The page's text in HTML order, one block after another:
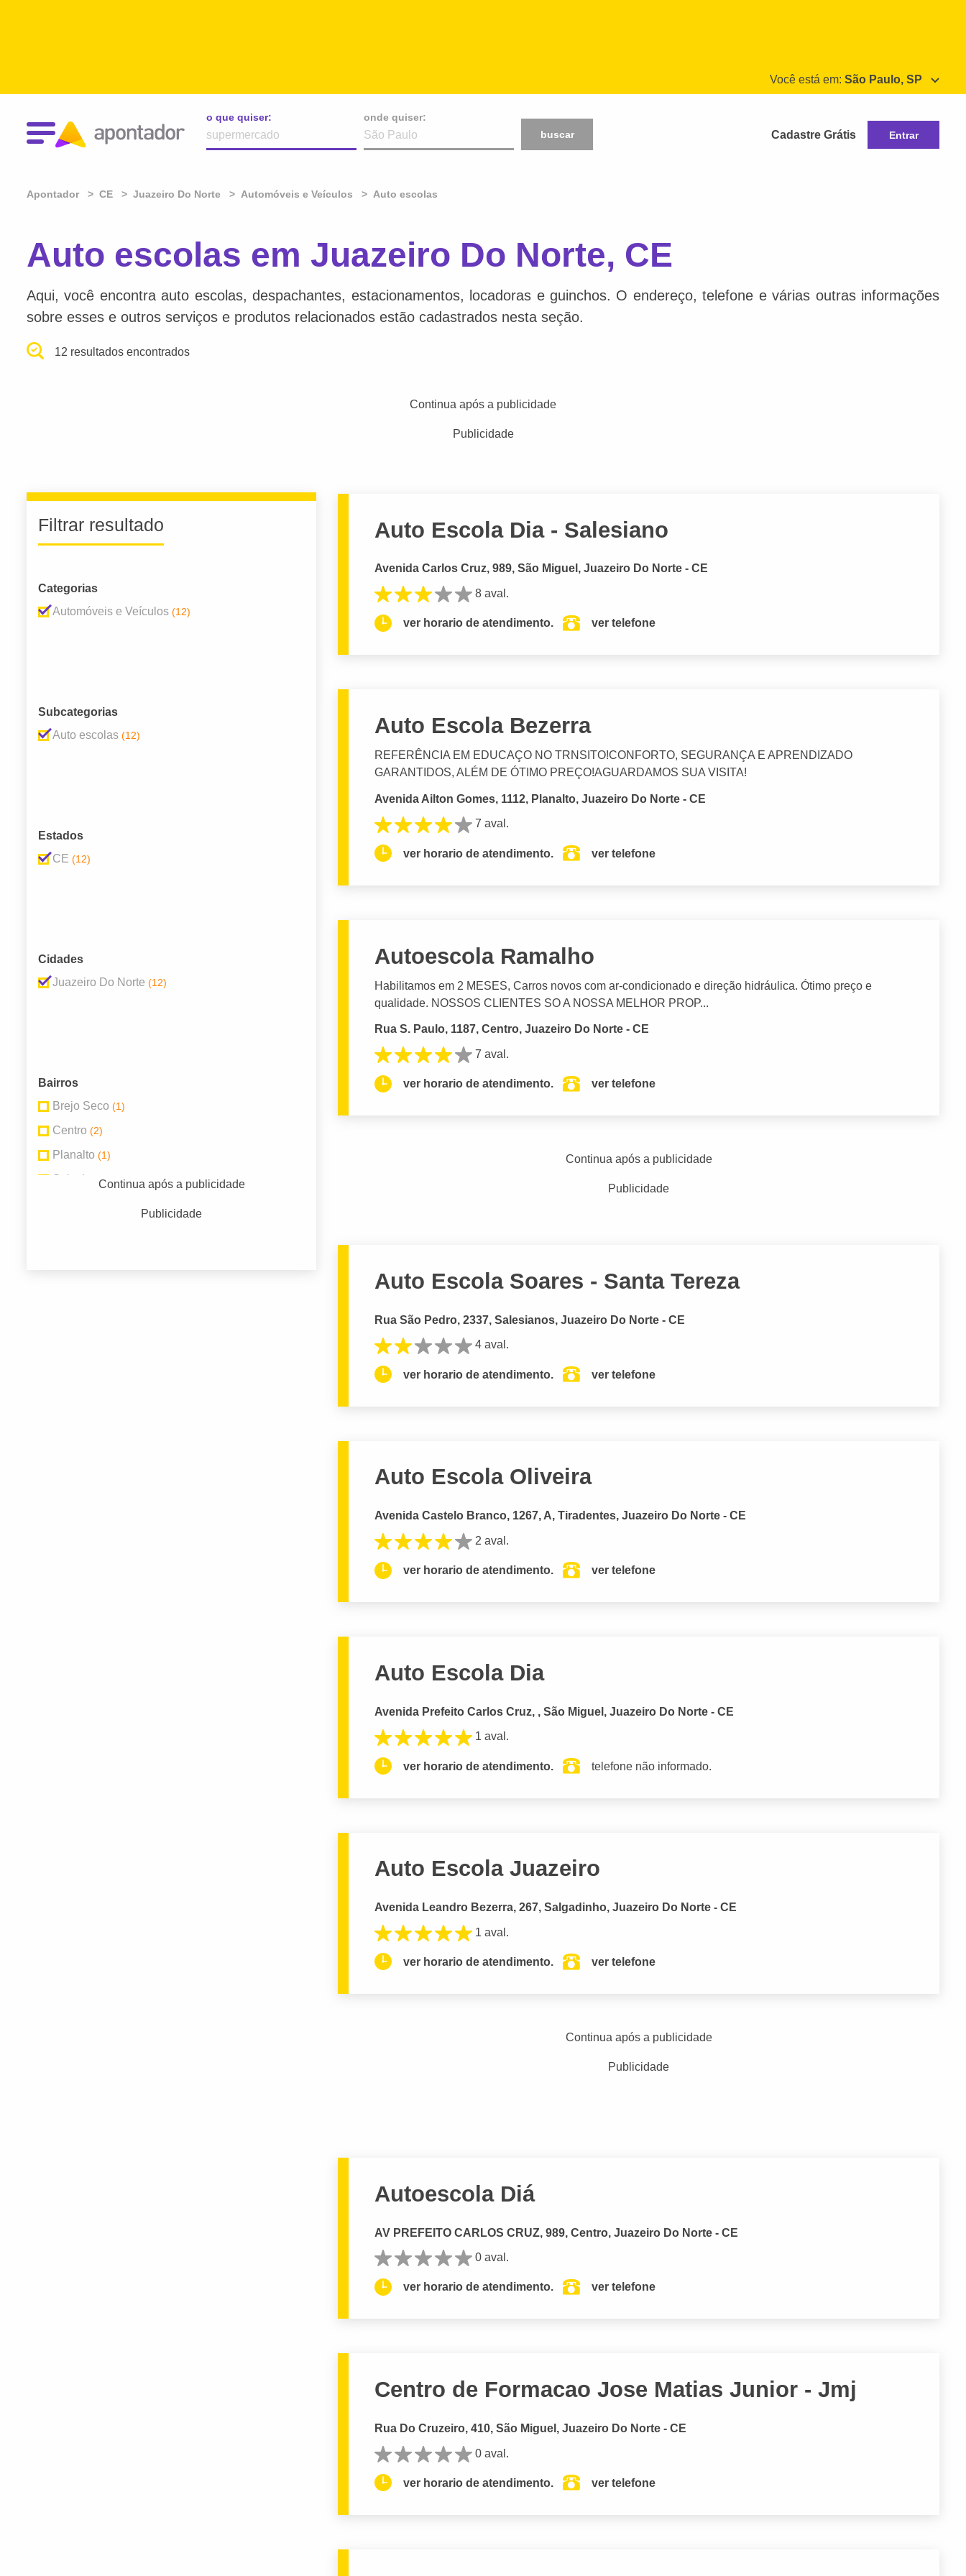
Você está em: São Paulo, SP
o que quiser:
onde quiser:
buscar
Cadastre Grátis Entrar
Apontador CE Juazeiro Do Norte Automóveis e Veículos Auto escolas
Auto escolas em Juazeiro Do Norte, CE
Aqui, você encontra auto escolas, despachantes, estacionamentos, locadoras e guinchos. O endereço, telefone e várias outras informações
sobre esses e outros serviços e produtos relacionados estão cadastrados nesta seção.
12 resultados encontrados
Continua após a publicidade
Publicidade
Filtrar resultado
Categorias
Automóveis e Veículos (12)
Subcategorias
Auto escolas (12)
Estados
CE (12)
Cidades
Juazeiro Do Norte (12)
Bairros
Brejo Seco (1)
Centro (2)
Planalto (1)
Salesianos(1)
Continua após a publicidade
Publicidade
Auto Escola Dia - Salesiano
Avenida Carlos Cruz, 989, São Miguel, Juazeiro Do Norte - CE
8 aval.
ver horario de atendimento. ver telefone
Auto Escola Bezerra
REFERÊNCIA EM EDUCAÇO NO TRNSITO!CONFORTO, SEGURANÇA E APRENDIZADO
GARANTIDOS, ALÉM DE ÓTIMO PREÇO!AGUARDAMOS SUA VISITA!
Avenida Ailton Gomes, 1112, Planalto, Juazeiro Do Norte - CE
7 aval.
ver horario de atendimento. ver telefone
Autoescola Ramalho
Habilitamos em 2 MESES, Carros novos com ar-condicionado e direção hidráulica. Ótimo preço e
qualidade. NOSSOS CLIENTES SO A NOSSA MELHOR PROP...
Rua S. Paulo, 1187, Centro, Juazeiro Do Norte - CE
7 aval.
ver horario de atendimento. ver telefone
Continua após a publicidade
Publicidade
Auto Escola Soares - Santa Tereza
Rua São Pedro, 2337, Salesianos, Juazeiro Do Norte - CE
4 aval.
ver horario de atendimento. ver telefone
Auto Escola Oliveira
Avenida Castelo Branco, 1267, A, Tiradentes, Juazeiro Do Norte - CE
2 aval.
ver horario de atendimento. ver telefone
Auto Escola Dia
Avenida Prefeito Carlos Cruz, , São Miguel, Juazeiro Do Norte - CE
1 aval.
ver horario de atendimento. telefone não informado.
Auto Escola Juazeiro
Avenida Leandro Bezerra, 267, Salgadinho, Juazeiro Do Norte - CE
1 aval.
ver horario de atendimento. ver telefone
Continua após a publicidade
Publicidade
Autoescola Diá
AV PREFEITO CARLOS CRUZ, 989, Centro, Juazeiro Do Norte - CE
0 aval.
ver horario de atendimento. ver telefone
Centro de Formacao Jose Matias Junior - Jmj
Rua Do Cruzeiro, 410, São Miguel, Juazeiro Do Norte - CE
0 aval.
ver horario de atendimento. ver telefone